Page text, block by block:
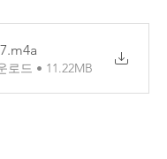
.m4a
로드 • 11.22MB